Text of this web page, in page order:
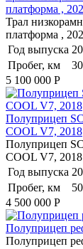
платформа ,
Трал
платформа ,
Год выпуска
Пробег, км
5 100 000 Р
Полуприцеп
COOL V7, 2018
Полуприцеп
COOL V7, 2018
Год выпуска
Пробег, км
4 500 000 Р
Полуприцеп
Полуприцеп